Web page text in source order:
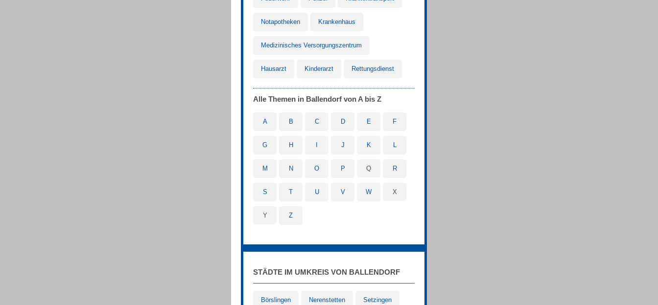
Notapotheken Krankenhaus
Medizinisches Versorgungszentrum
Hausarzt Kinderarzt Rettungsdienst
Alle Themen in Ballendorf von A bis Z
A B C D E F
G H J K L
M N O P Q R
S T U V W X
Y Z
STÄDTE IM UMKREIS VON BALLENDORF
Börslingen Nerenstetten Setzingen